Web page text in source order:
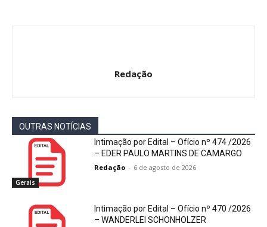
Redação
OUTRAS NOTÍCIAS
Gerais
Intimação por Edital – Ofício nº 474 /2026
– EDER PAULO MARTINS DE CAMARGO
Redação - 6 de agosto de 2026
Intimação por Edital – Ofício nº 470 /2026
– WANDERLEI SCHONHOLZER